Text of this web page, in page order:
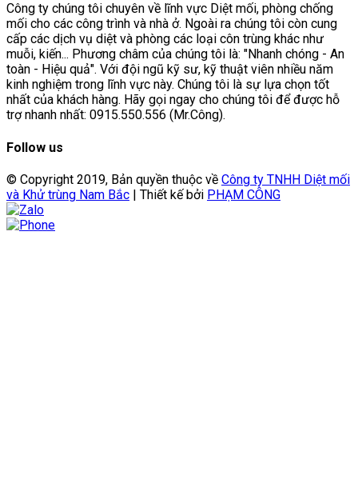
Công ty chúng tôi chuyên về lĩnh vực Diệt mối, phòng chống
mối cho các công trình và nhà ở. Ngoài ra chúng tôi còn cung
cấp các dịch vụ diệt và phòng các loại côn trùng khác như
muỗi, kiến... Phương châm của chúng tôi là: "Nhanh chóng - An
toàn - Hiệu quả". Với đội ngũ kỹ sư, kỹ thuật viên nhiều năm
kinh nghiệm trong lĩnh vực này. Chúng tôi là sự lựa chọn tốt
nhất của khách hàng. Hãy gọi ngay cho chúng tôi để được hỗ
trợ nhanh nhất: 0915.550.556 (Mr.Công).
Follow us
© Copyright 2019, Bản quyền thuộc về Công ty TNHH Diệt mối
và Khử trùng Nam Bắc | Thiết kế bởi PHẠM CÔNG